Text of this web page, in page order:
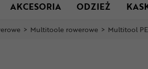
AKCESORIA ODZIEŻ
> Multitoole rowerowe > Multitool